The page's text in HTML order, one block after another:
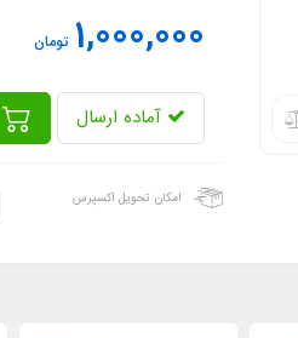
1,000,000 تومان
آماده ارسال
امکان تحویل اکسپرس